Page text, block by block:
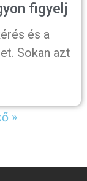
figyelj
és a
Sokan azt
»